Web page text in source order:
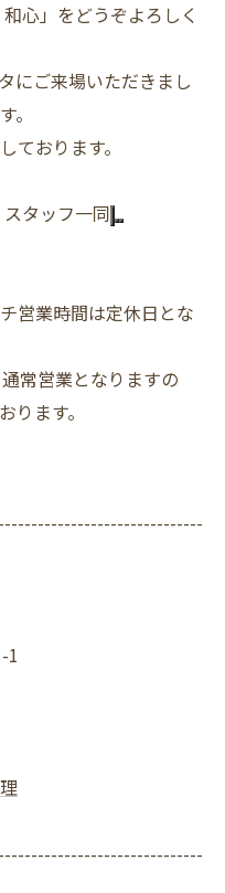
心」をどうぞよろしく
にご来場いただきまし
。
ております。
スタッフ一同
営業時間は定休日とな
常営業となりますの
ります。
1